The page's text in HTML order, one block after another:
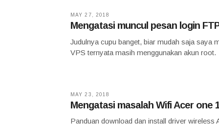
MAY 27, 2018
Mengatasi muncul pesan login
Judulnya cupu banget, biar mudah saja saya
VPS ternyata masih menggunakan akun root.
MAY 23, 2018
Mengatasi masalah Wifi Acer one
Panduan download dan install driver